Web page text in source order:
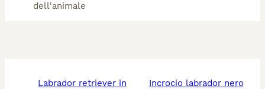
dell'animale
labrador retriever in
incrocio labrador nero